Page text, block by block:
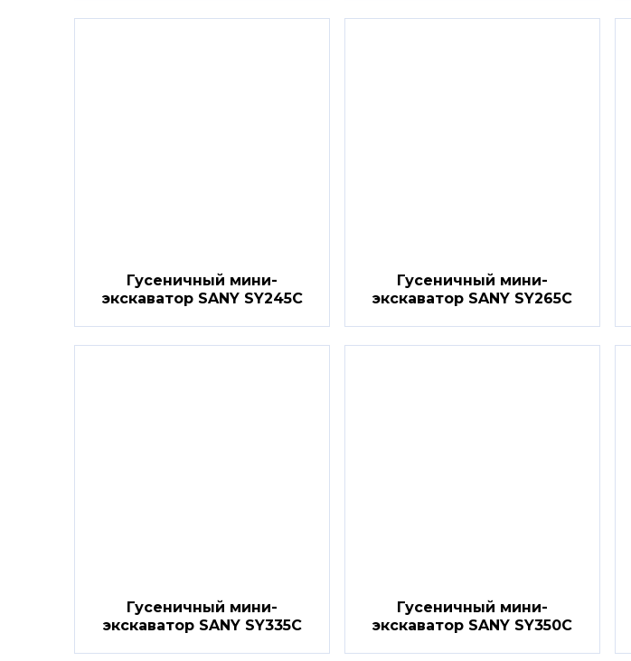
Гусеничный мини-
экскаватор SANY SY245C
Гусеничный мини-
экскаватор SANY SY265C
Гусеничный мини-
экскаватор SANY SY335C
Гусеничный мини-
экскаватор SANY SY350C